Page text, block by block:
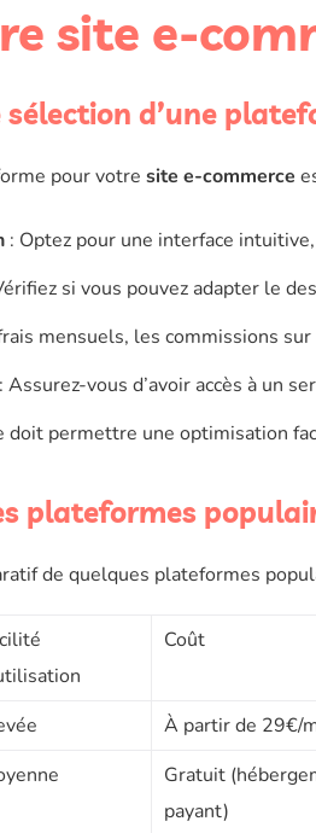
site e-
sélection d’une
pour votre site e-commerce
: Optez pour une interface
si vous pouvez adapter le
mensuels, les commissions
: Assurez-vous d’avoir accès à un
doit permettre une optimisation
plateformes
de quelques plateformes
Coût
À partir de 29€/
Gratuit
payant)